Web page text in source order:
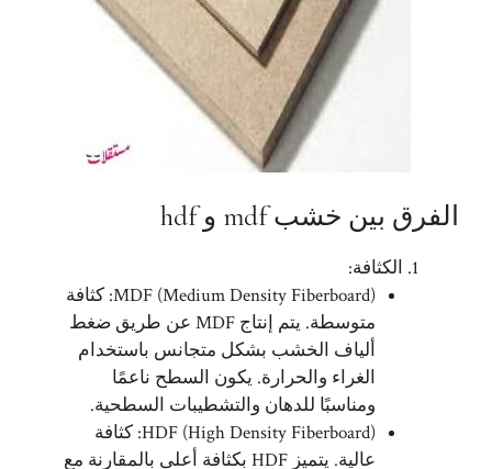
الفرق بين خشب mdf و hdf
الكثافة:
MDF (Medium Density Fiberboard): كثافة
متوسطة. يتم إنتاج MDF عن طريق ضغط
ألياف الخشب بشكل متجانس باستخدام
الغراء والحرارة. يكون السطح ناعمًا
ومناسبًا للدهان والتشطيبات السطحية.
HDF (High Density Fiberboard): كثافة
عالية. يتميز HDF بكثافة أعلى بالمقارنة مع